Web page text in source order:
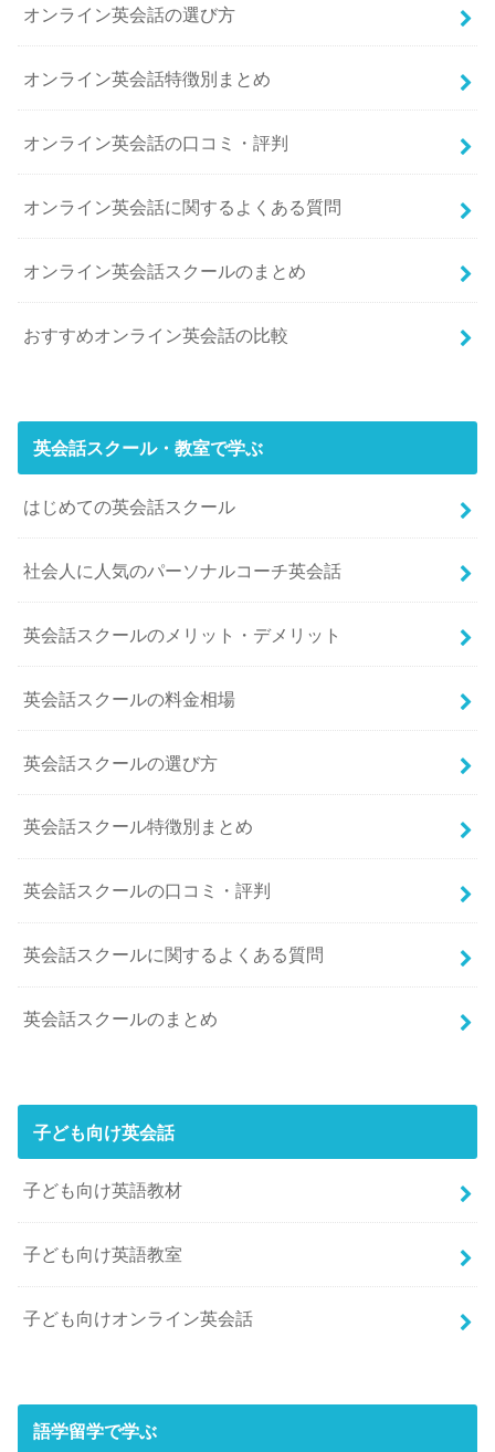
オンライン英会話の選び方
オンライン英会話特徴別まとめ
オンライン英会話の口コミ・評判
オンライン英会話に関するよくある質問
オンライン英会話スクールのまとめ
おすすめオンライン英会話の比較
英会話スクール・教室で学ぶ
はじめての英会話スクール
社会人に人気のパーソナルコーチ英会話
英会話スクールのメリット・デメリット
英会話スクールの料金相場
英会話スクールの選び方
英会話スクール特徴別まとめ
英会話スクールの口コミ・評判
英会話スクールに関するよくある質問
英会話スクールのまとめ
子ども向け英会話
子ども向け英語教材
子ども向け英語教室
子ども向けオンライン英会話
語学留学で学ぶ